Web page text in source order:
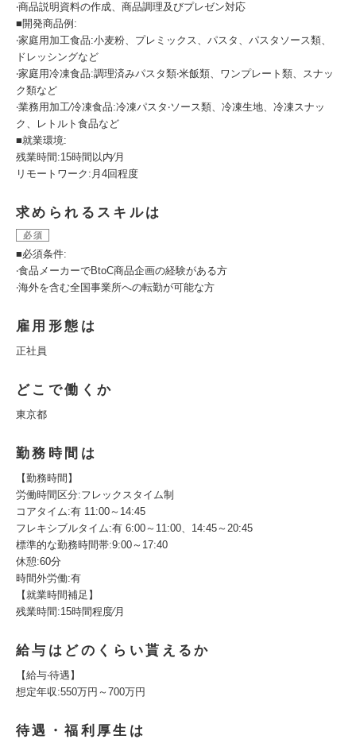
‧商品説明資料の作成、商品調理及びプレゼン対応
■開発商品例:
‧家庭用加工食品:小⻨粉、プレミックス、パスタ、パスタソース類、
ドレッシングなど
‧家庭用冷凍食品:調理済みパスタ類‧米飯類、ワンプレート類、スナッ
ク類など
‧業務用加工∕冷凍食品:冷凍パスタ‧ソース類、冷凍生地、冷凍スナッ
ク、レトルト食品など
■就業環境:
残業時間:15時間以内∕月
リモートワーク:月4回程度
求められるスキルは
必須
■必須条件:
‧食品メーカーでBtoC商品企画の経験がある方
‧海外を含む全国事業所への転勤が可能な方
雇用形態は
正社員
どこで働くか
東京都
勤務時間は
【勤務時間】
労働時間区分:フレックスタイム制
コアタイム:有 11:00～14:45
フレキシブルタイム:有 6:00～11:00、14:45～20:45
標準的な勤務時間帯:9:00～17:40
休憩:60分
時間外労働:有
【就業時間補足】
残業時間:15時間程度∕月
給与はどのくらい貰えるか
【給与‧待遇】
想定年収:550万円～700万円
待遇・福利厚生は